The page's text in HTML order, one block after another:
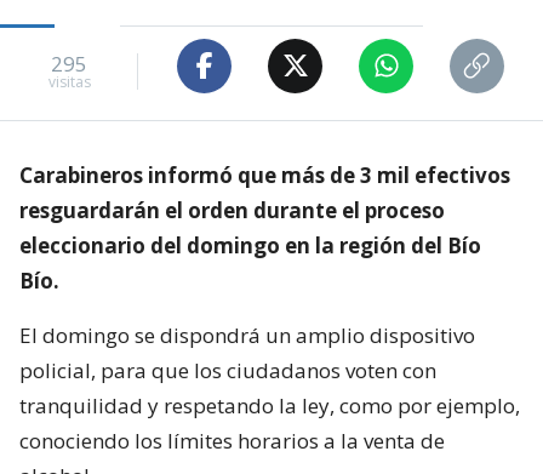
295
visitas
Carabineros informó que más de 3 mil efectivos
resguardarán el orden durante el proceso
eleccionario del domingo en la región del Bío
Bío.
El domingo se dispondrá un amplio dispositivo
policial, para que los ciudadanos voten con
tranquilidad y respetando la ley, como por ejemplo,
conociendo los límites horarios a la venta de